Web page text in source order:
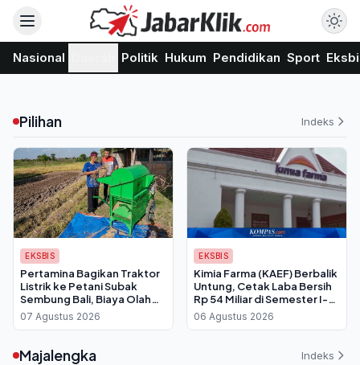
Nasional Politik Hukum Pendidikan Sport
Pilihan Indeks
EKSBIS
Pertamina Bagikan Traktor
Listrik ke Petani Subak
Sembung Bali, Biaya Olah
Lahan Dipangkas Drastis
07 Agustus 2026
EKSBIS
Kimia Farma (KAEF) Berbalik
Untung, Cetak Laba Bersih
Rp 54 Miliar di Semester I-
2026
06 Agustus 2026
Majalengka Indeks